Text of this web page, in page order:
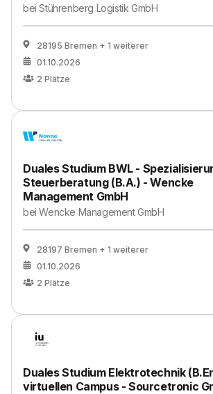
beiStührenberg Logistik GmbH
28195 Bremen + 1 weiterer
01.10.2026
2 Plätze
Duales Studium BWL -
Steuerberatung (B.A.) - Wencke
Management GmbH
beiWencke Management GmbH
28197 Bremen + 1 weiterer
01.10.2026
2 Plätze
Duales Studium Elektrotechnik
virtuellen Campus - Sourcetronic